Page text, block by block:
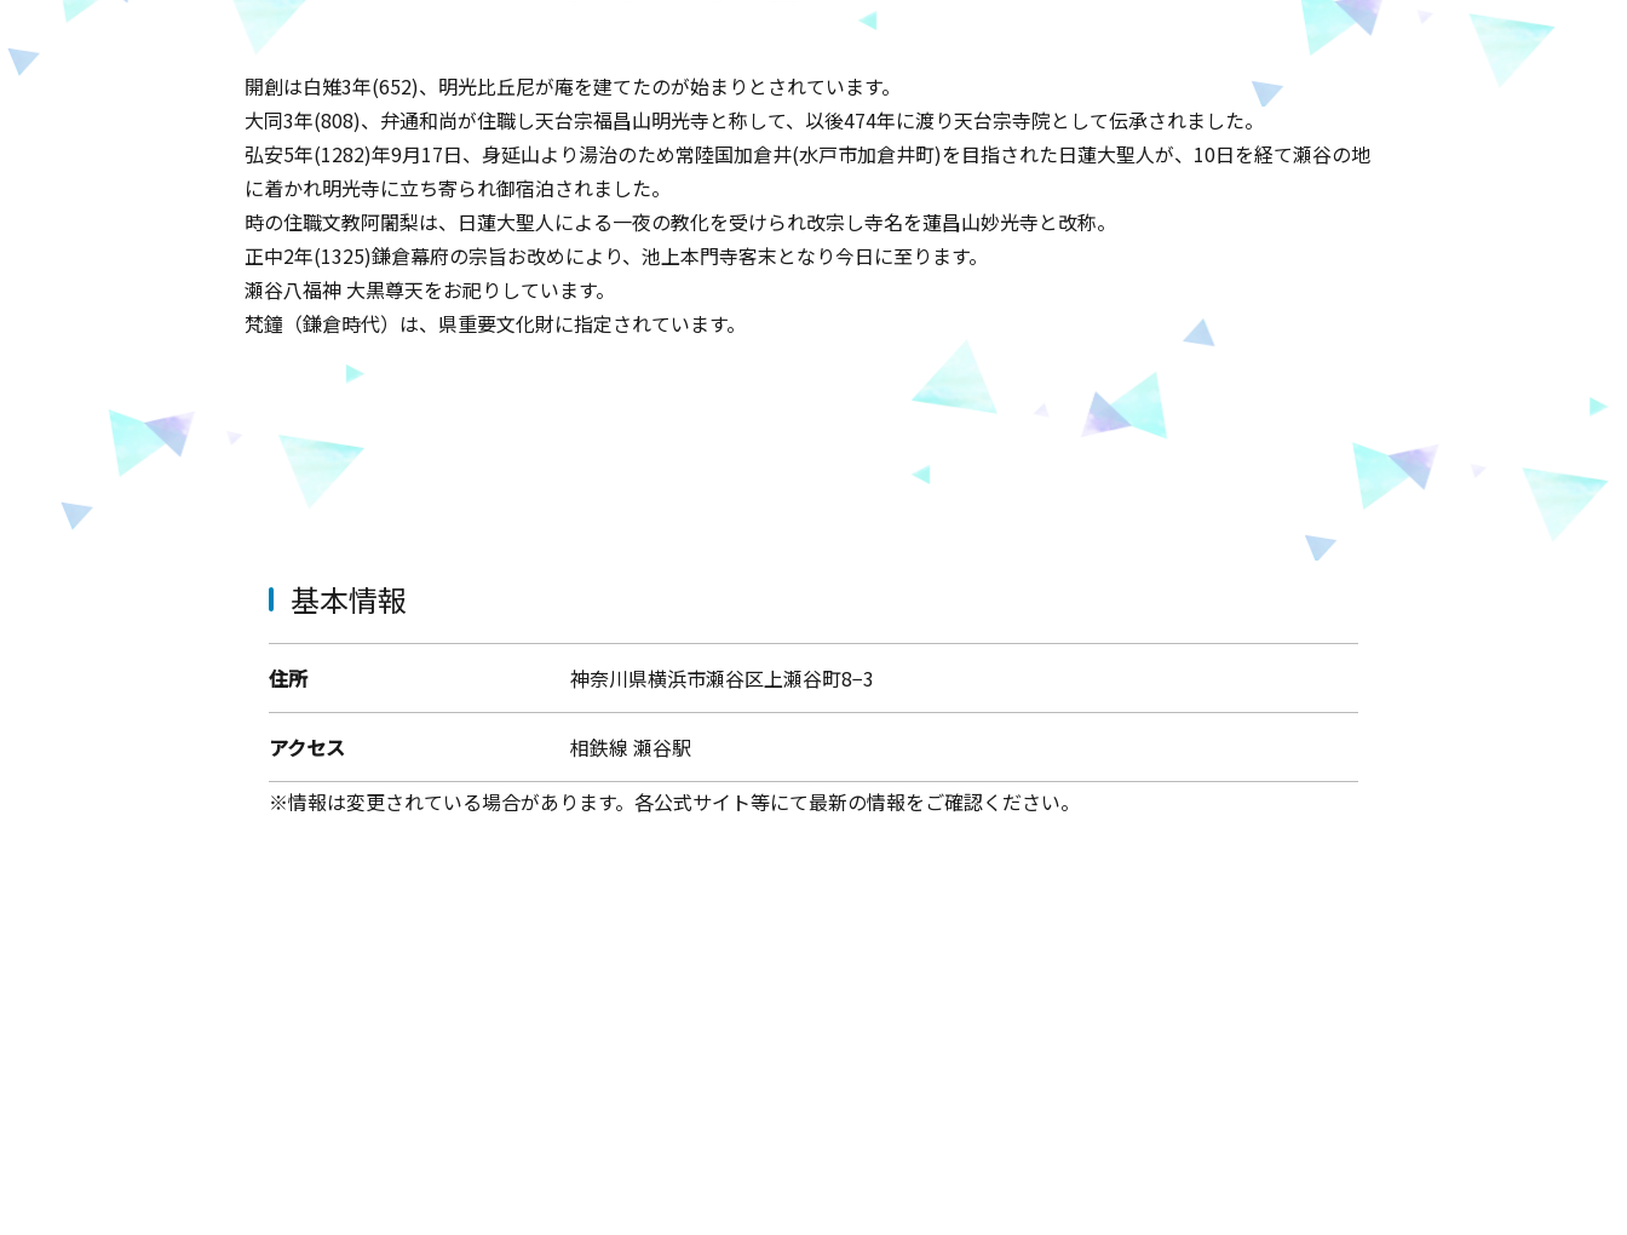
開創は白雉3年(652)、明光比丘尼が庵を建てたのが始まりとされています。
大同3年(808)、弁通和尚が住職し天台宗福昌山明光寺と称して、以後474年に渡り天台宗寺院として伝承されました。
弘安5年(1282)年9月17日、身延山より湯治のため常陸国加倉井(水戸市加倉井町)を目指された日蓮大聖人が、10日を経て瀬谷の地
に着かれ明光寺に立ち寄られ御宿泊されました。
時の住職文教阿闍梨は、日蓮大聖人による一夜の教化を受けられ改宗し寺名を蓮昌山妙光寺と改称。
正中2年(1325)鎌倉幕府の宗旨お改めにより、池上本門寺客末となり今日に至ります。
瀬谷八福神 大黒尊天をお祀りしています。
梵鐘（鎌倉時代）は、県重要文化財に指定されています。
基本情報
住所 神奈川県横浜市瀬谷区上瀬谷町8−3
アクセス
相鉄線 瀬谷駅
※情報は変更されている場合があります。各公式サイト等にて最新の情報をご確認ください。